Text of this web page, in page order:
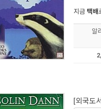
지금 택배
알
[외국도